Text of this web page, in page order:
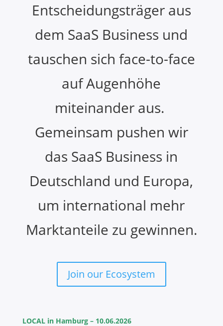
Entscheidungsträger aus
dem SaaS Business und
tauschen sich face-to-face
auf Augenhöhe
miteinander aus.
Gemeinsam pushen wir
das SaaS Business in
Deutschland und Europa,
um international mehr
Marktanteile zu gewinnen.
Join our Ecosystem
LOCAL in Hamburg – 10.06.2026